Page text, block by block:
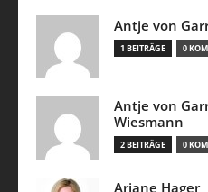
Antje von
1 BEITRÄGE 0
Antje von
Wiesmann
2 BEITRÄGE 0
Ariane Hager